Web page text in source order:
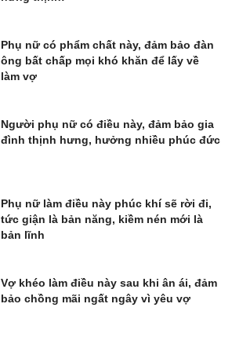
Phụ nữ có phẩm chất này, đảm bảo đàn
ông bất chấp mọi khó khăn để lấy về
làm vợ
Người phụ nữ có điều này, đảm bảo gia
đình thịnh hưng, hưởng nhiều phúc đức
Phụ nữ làm điều này phúc khí sẽ rời đi,
tức giận là bản năng, kiềm nén mới là
bản lĩnh
Vợ khéo làm điều này sau khi ân ái, đảm
bảo chồng mãi ngất ngây vì yêu vợ